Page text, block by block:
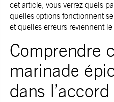
cet article, vous verrez quels
quelles options fonctionnent
et quelles erreurs reviennent
Comprendre
marinade
dans